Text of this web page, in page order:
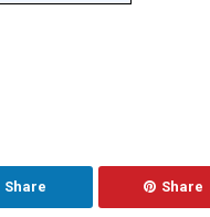
Share Share